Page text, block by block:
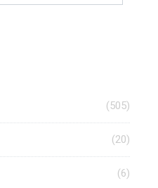
(505)
(20)
(6)